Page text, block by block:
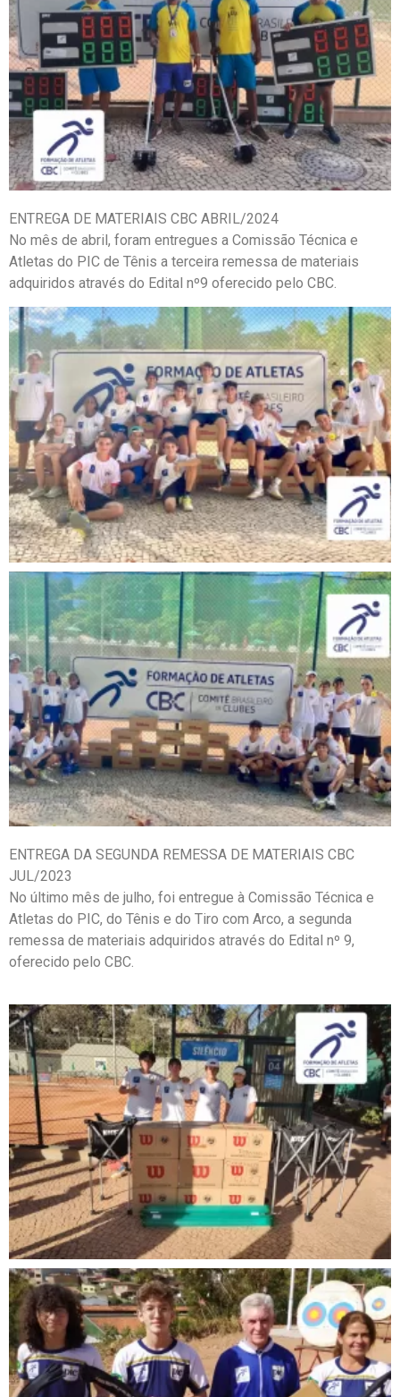
ENTREGA DE MATERIAIS CBC ABRIL/2024
No mês de abril, foram entregues a Comissão Técnica e
Atletas do PIC de Tênis a terceira remessa de materiais
adquiridos através do Edital nº9 oferecido pelo CBC.
ENTREGA DA SEGUNDA REMESSA DE MATERIAIS CBC
JUL/2023
No último mês de julho, foi entregue à Comissão Técnica e
Atletas do PIC, do Tênis e do Tiro com Arco, a segunda
remessa de materiais adquiridos através do Edital nº 9,
oferecido pelo CBC.